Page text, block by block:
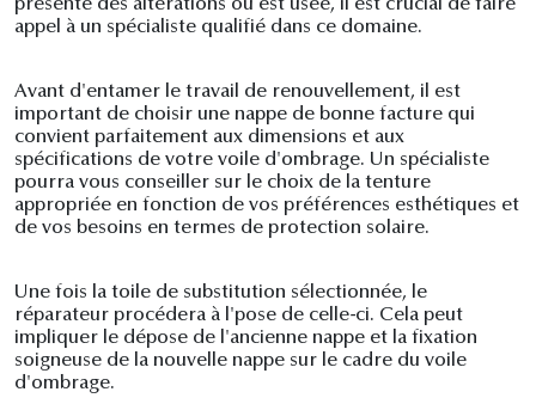
présente des altérations ou est usée, il est crucial de faire
appel à un spécialiste qualifié dans ce domaine.
Avant d'entamer le travail de renouvellement, il est
important de choisir une nappe de bonne facture qui
convient parfaitement aux dimensions et aux
spécifications de votre voile d'ombrage. Un spécialiste
pourra vous conseiller sur le choix de la tenture
appropriée en fonction de vos préférences esthétiques et
de vos besoins en termes de protection solaire.
Une fois la toile de substitution sélectionnée, le
réparateur procédera à l'pose de celle-ci. Cela peut
impliquer le dépose de l'ancienne nappe et la fixation
soigneuse de la nouvelle nappe sur le cadre du voile
d'ombrage.